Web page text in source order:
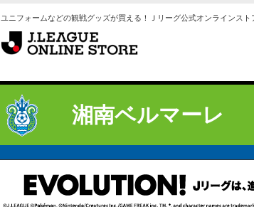
ユニフォームなどの観戦グッズが買える！Ｊリーグ公式オンラインスト
湘南ベルマーレ